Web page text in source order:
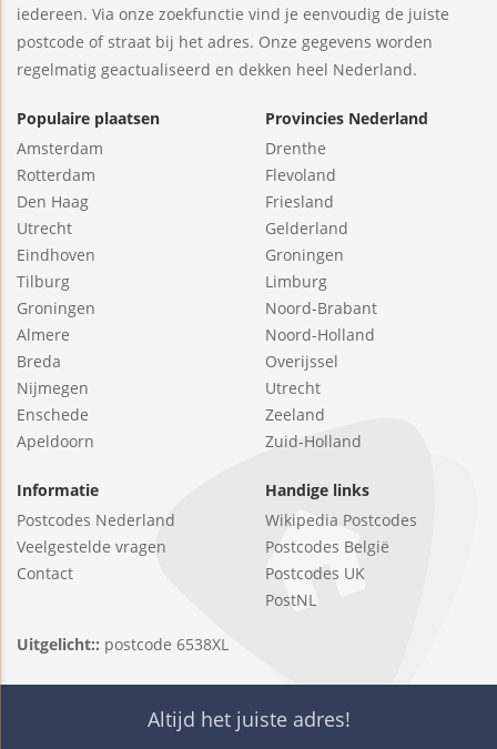
iedereen. Via onze zoekfunctie vind je eenvoudig de juiste
postcode of straat bij het adres. Onze gegevens worden
regelmatig geactualiseerd en dekken heel Nederland.
Populaire plaatsen
Amsterdam
Rotterdam
Den Haag
Utrecht
Eindhoven
Tilburg
Groningen
Almere
Breda
Nijmegen
Enschede
Apeldoorn
Provincies Nederland
Drenthe
Flevoland
Friesland
Gelderland
Groningen
Limburg
Noord-Brabant
Noord-Holland
Overijssel
Utrecht
Zeeland
Zuid-Holland
Informatie
Postcodes Nederland
Veelgestelde vragen
Contact
Handige links
Wikipedia Postcodes
Postcodes België
Postcodes UK
PostNL
Uitgelicht:: postcode 6538XL
Altijd het juiste adres!